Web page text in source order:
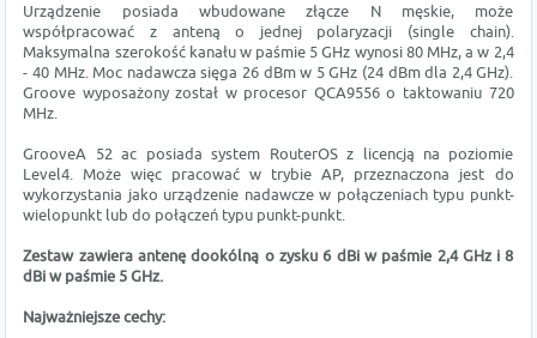
Urządzenie posiada wbudowane złącze N męskie, może
współpracować z anteną o jednej polaryzacji (single chain).
Maksymalna szerokość kanału w paśmie 5 GHz wynosi 80 MHz, a w 2,4
- 40 MHz. Moc nadawcza sięga 26 dBm w 5 GHz (24 dBm dla 2,4 GHz).
Groove wyposażony został w procesor QCA9556 o taktowaniu 720
MHz.
GrooveA 52 ac posiada system RouterOS z licencją na poziomie
Level4. Może więc pracować w trybie AP, przeznaczona jest do
wykorzystania jako urządzenie nadawcze w połączeniach typu punkt-
wielopunkt lub do połączeń typu punkt-punkt.
Zestaw zawiera antenę dookólną o zysku 6 dBi w paśmie 2,4 GHz i 8
dBi w paśmie 5 GHz.
Najważniejsze cechy: